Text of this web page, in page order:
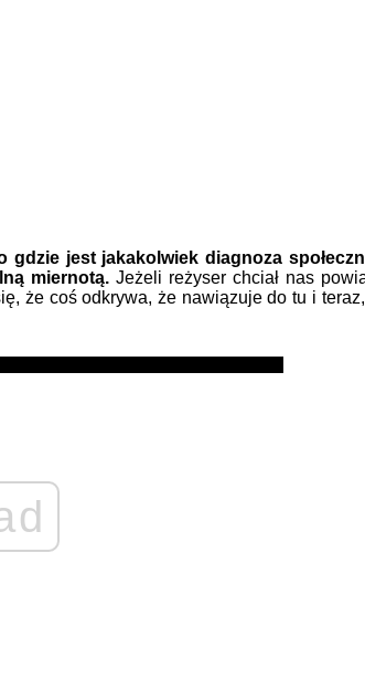
jest jakakolwiek diagnoza
miernotą. Jeżeli reżyser chciał nas
że coś odkrywa, że nawiązuje do tu i